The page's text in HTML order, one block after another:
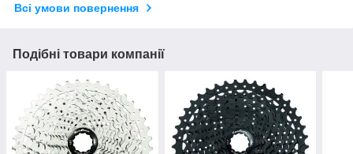
Всі умови повернення
Подібні товари компанії